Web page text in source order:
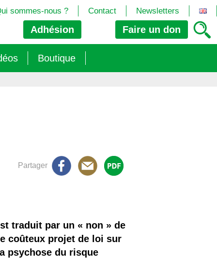
Adhésion Faire un don
sommes-nous ? Contact Newsletters
26)
» s’imposent aux législateurs européens ?
Boutique
Partager
traduit par un « non » de
coûteux projet de loi sur
psychose du risque